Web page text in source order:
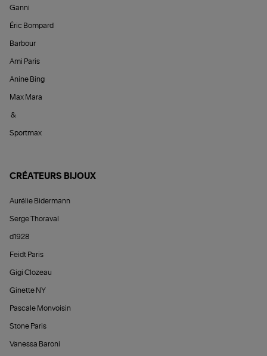
Ganni
Éric Bompard
Barbour
Ami Paris
Anine Bing
Max Mara
&
Sportmax
CRÉATEURS BIJOUX
Aurélie Bidermann
Serge Thoraval
d1928
Feidt Paris
Gigi Clozeau
Ginette NY
Pascale Monvoisin
Stone Paris
Vanessa Baroni